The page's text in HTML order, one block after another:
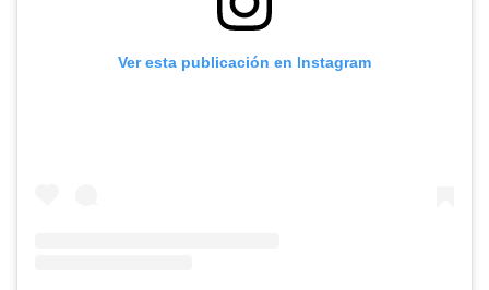
Ver esta publicación en Instagram